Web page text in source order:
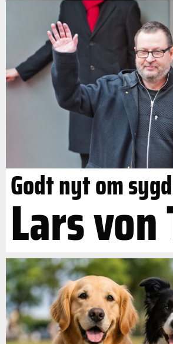
Godt nyt om
Lars